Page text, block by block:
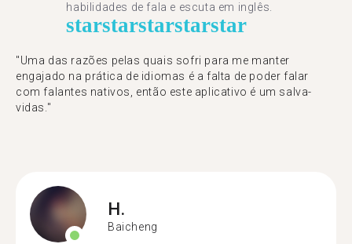
habilidades de fala e escuta em inglês.
starstarstarstarstar
"Uma das razões pelas quais sofri para me manter
engajado na prática de idiomas é a falta de poder falar
com falantes nativos, então este aplicativo é um salva-
vidas."
H.
Baicheng